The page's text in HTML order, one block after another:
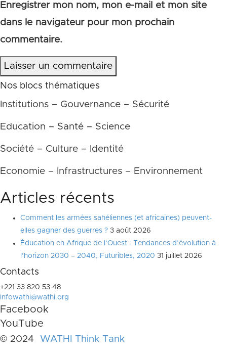
Enregistrer mon nom, mon e-mail et mon site
dans le navigateur pour mon prochain
commentaire.
Laisser un commentaire
Nos blocs thématiques
Institutions – Gouvernance – Sécurité
Education – Santé – Science
Société – Culture – Identité
Economie – Infrastructures – Environnement
Articles récents
Comment les armées sahéliennes (et africaines) peuvent-
elles gagner des guerres ? 3 août 2026
Éducation en Afrique de l’Ouest : Tendances d’évolution à
l’horizon 2030 – 2040, Futuribles, 2020 31 juillet 2026
Contacts
+221 33 820 53 48
infowathi@wathi.org
Facebook
YouTube
© 2024 WATHI Think Tank